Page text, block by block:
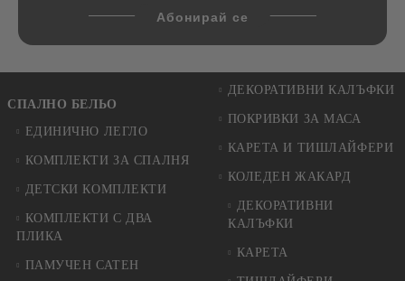
СПАЛНО БЕЛЬО
ЕДИНИЧНО ЛЕГЛО
КОМПЛЕКТИ ЗА СПАЛНЯ
ДЕТСКИ КОМПЛЕКТИ
КОМПЛЕКТИ С ДВА
ПЛИКА
ПАМУЧЕН САТЕН
ДЕКОРАТИВНИ КАЛЪФКИ
ПОКРИВКИ ЗА МАСА
КАРЕТА И ТИШЛАЙФЕРИ
КОЛЕДЕН ЖАКАРД
ДЕКОРАТИВНИ
КАЛЪФКИ
КАРЕТА